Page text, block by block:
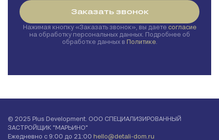
Заказать звонок
Нажимая кнопку Заказать звонок , вы даете согласие
на обработку персональных данных. Подробнее об
обработке данных в Политике.
© 2025 Plus Development. ООО СПЕЦИАЛИЗИРОВАННЫЙ
ЗАСТРОЙЩИК "МАРЬИНО"
Ежедневно с 9:00 до 21:00 hello@detali-dom.ru